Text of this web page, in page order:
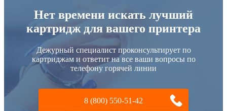
Нет времени искать лучший
картридж для вашего принтера
Дежурный специалист проконсультирует по
картриджам и ответит на все ваши вопросы по
телефону горячей линии
8 (800) 550-51-42